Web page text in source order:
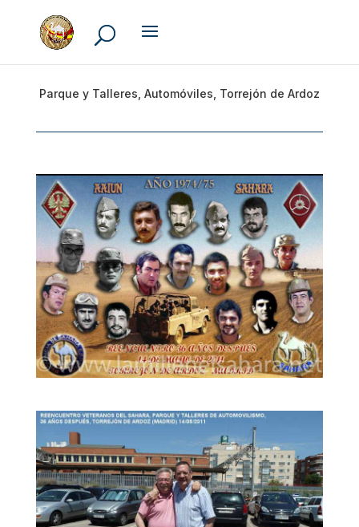
Parque y Talleres, Automóviles, Torrejón de Ardoz